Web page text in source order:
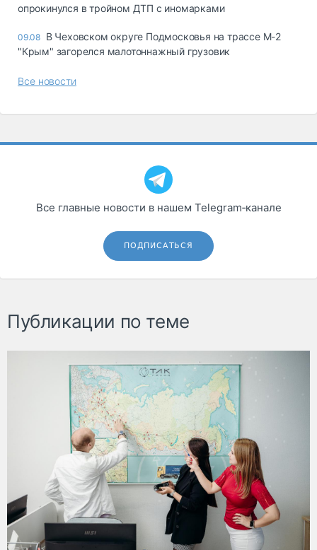
опрокинулся в тройном ДТП с иномарками
09.08 В Чеховском округе Подмосковья на трассе М-2
"Крым" загорелся малотоннажный грузовик
Все новости
Все главные новости в нашем Telegram‑канале
ПОДПИСАТЬСЯ
Публикации по теме